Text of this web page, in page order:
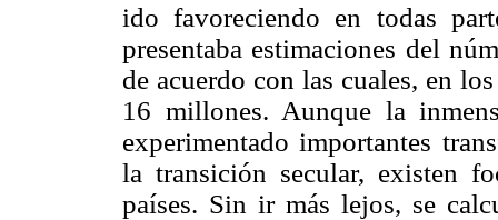
ido favoreciendo en todas
presentaba estimaciones del
de acuerdo con las cuales, en
16 millones. Aunque la
experimentado importantes
la transición secular, existen
países. Sin ir más lejos, se